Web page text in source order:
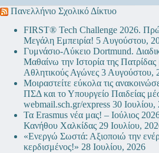
Πανελλήνιο Σχολικό Δίκτυο
FIRST® Tech Challenge 2026.
Μεγάλη Εμπειρία! 5 Αυγούστου,
Γυμνάσιο-Λύκειο Dortmund.
Μαθαίνω την Ιστορία της
Αθλητικούς Αγώνες 3 Αυγούστου,
Μοιραστείτε εύκολα τις
ΠΣΔ και το Υπουργείο Παιδείας
webmail.sch.gr/express 30 Ιουλίου,
Τα Erasmus νέα μας! – Ιούλιος
Κανήθου Χαλκίδας 29 Ιουλίου,
«Ενεργώ Σωστά: Αξιοποιώ την
κερδισμένος!» 28 Ιουλίου, 2026